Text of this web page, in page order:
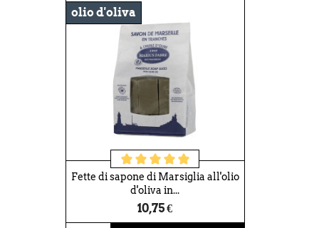
Fette di sapone di Marsiglia all'olio
d'oliva in...
10,75 €
olio d'oliva